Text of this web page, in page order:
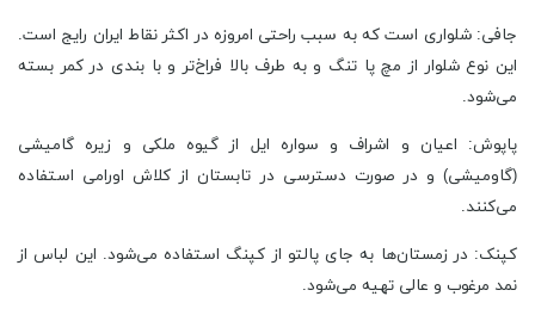
جافی: شلواری است که به سبب راحتی امروزه در اکثر نقاط ایران رایج است.
این نوع شلوار از مچ پا تنگ و به طرف بالا فراخ‌تر و با بندی در کمر بسته
می‌شود.
پاپوش: اعیان و اشراف و سواره ایل از گیوه ملکی و زیره گامیشی
(گاومیشی) و در صورت دسترسی در تابستان از کلاش اورامی استفاده
می‌کنند.
کپنک: در زمستان‌ها به جای پالتو از کپنگ استفاده می‌شود. این لباس از
نمد مرغوب و عالی تهیه می‌شود.